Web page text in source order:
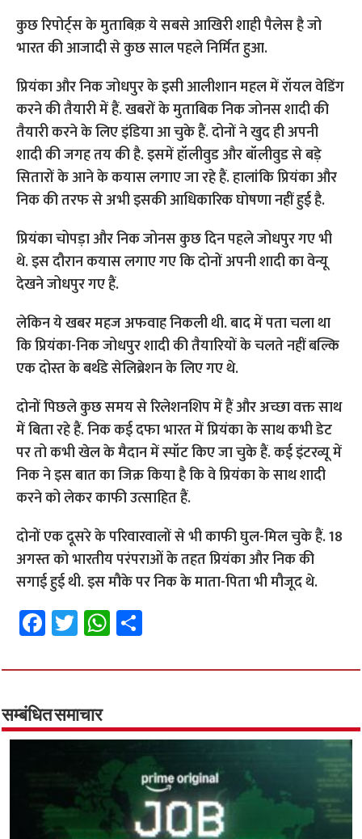
कुछ रिपोर्ट्स के मुताबिक़ ये सबसे आखिरी शाही पैलेस है जो
भारत की आजादी से कुछ साल पहले निर्मित हुआ.
प्रियंका और निक जोधपुर के इसी आलीशान महल में रॉयल वेडिंग
करने की तैयारी में हैं. खबरों के मुताबिक निक जोनस शादी की
तैयारी करने के लिए इंडिया आ चुके हैं. दोनों ने खुद ही अपनी
शादी की जगह तय की है. इसमें हॉलीवुड और बॉलीवुड से बड़े
सितारों के आने के कयास लगाए जा रहे हैं. हालांकि प्रियंका और
निक की तरफ से अभी इसकी आधिकारिक घोषणा नहीं हुई है.
प्रियंका चोपड़ा और निक जोनस कुछ दिन पहले जोधपुर गए भी
थे. इस दौरान कयास लगाए गए कि दोनों अपनी शादी का वेन्यू
देखने जोधपुर गए हैं.
लेकिन ये खबर महज अफवाह निकली थी. बाद में पता चला था
कि प्रियंका-निक जोधपुर शादी की तैयारियों के चलते नहीं बल्कि
एक दोस्त के बर्थडे सेलिब्रेशन के लिए गए थे.
दोनों पिछले कुछ समय से रिलेशनशिप में हैं और अच्छा वक्त साथ
में बिता रहे हैं. निक कई दफा भारत में प्रियंका के साथ कभी डेट
पर तो कभी खेल के मैदान में स्पॉट किए जा चुके हैं. कई इंटरव्यू में
निक ने इस बात का जिक्र किया है कि वे प्रियंका के साथ शादी
करने को लेकर काफी उत्साहित हैं.
दोनों एक दूसरे के परिवारवालों से भी काफी घुल-मिल चुके हैं. 18
अगस्त को भारतीय परंपराओं के तहत प्रियंका और निक की
सगाई हुई थी. इस मौके पर निक के माता-पिता भी मौजूद थे.
Fa
ce
b
o
o
k
T
wi
tt
er
W
h
at
p
p
ar
सम्बंधित समाचार